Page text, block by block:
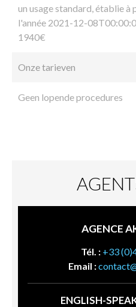
un usage standard, établie
l'année 2021-12-
1940€
Onze tarieven
Geen lopende procedures
AGENCE
Tél. : +33
Email :
ENGLISH-